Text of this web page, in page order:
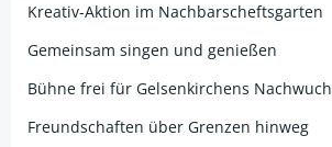
Kreativ-Aktion im Nachbarscheftsgarten
Gemeinsam singen und genießen
Bühne frei für Gelsenkirchens
Freundschaften über Grenzen hinweg